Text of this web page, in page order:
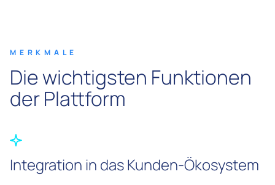
MERKMALE
Die wichtigsten Funktionen
der Plattform
Integration in das Kunden-Ökosystem